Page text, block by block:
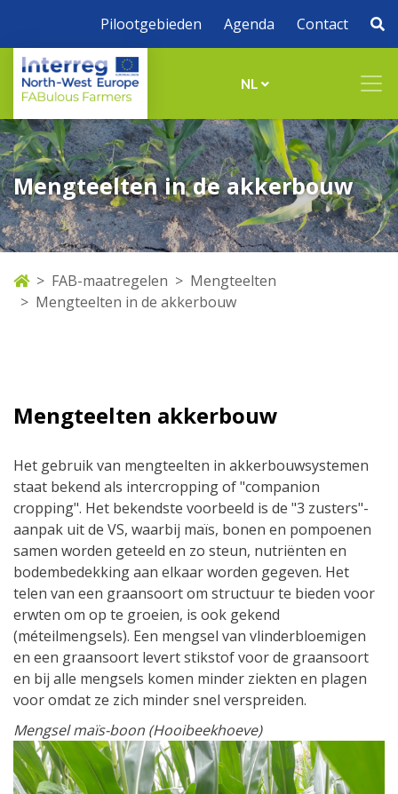
Pilootgebieden Agenda Contact
NL
Mengteelten in de akkerbouw
FAB-maatregelen
Mengteelten
Mengteelten in de akkerbouw
Mengteelten akkerbouw
Het gebruik van mengteelten in akkerbouwsystemen
staat bekend als intercropping of "companion
cropping". Het bekendste voorbeeld is de "3 zusters"-
aanpak uit de VS, waarbij maïs, bonen en pompoenen
samen worden geteeld en zo steun, nutriënten en
bodembedekking aan elkaar worden gegeven. Het
telen van een graansoort om structuur te bieden voor
erwten om op te groeien, is ook gekend
(méteilmengsels). Een mengsel van vlinderbloemigen
en een graansoort levert stikstof voor de graansoort
en bij alle mengsels komen minder ziekten en plagen
voor omdat ze zich minder snel verspreiden.
Mengsel maïs-boon (Hooibeekhoeve)